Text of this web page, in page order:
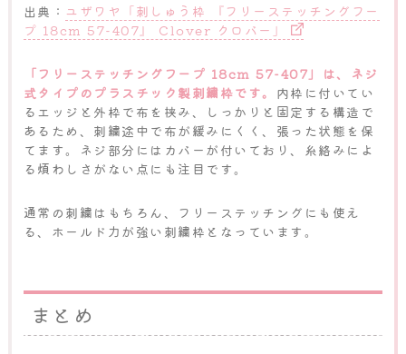
出典： ユザワヤ「刺しゅう枠 『フリーステッチングフー
プ 18cm 57-407』 Clover クロバー」
「フリーステッチングフープ 18cm 57-407」は、ネジ
式タイプのプラスチック製刺繍枠です。 内枠に付いてい
るエッジと外枠で布を挟み、しっかりと固定する構造で
あるため、刺繍途中で布が緩みにくく、張った状態を保
てます。ネジ部分にはカバーが付いており、糸絡みによ
る煩わしさがない点にも注目です。
通常の刺繍はもちろん、フリーステッチングにも使え
る、ホールド力が強い刺繍枠となっています。
まとめ